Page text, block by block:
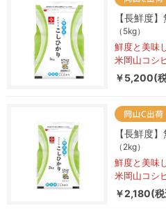
【長鮮度
（5kg）
鮮度と美味
米岡山コシ
￥5,200(
【長鮮度
（2kg）
鮮度と美味
米岡山コシ
￥2,180(